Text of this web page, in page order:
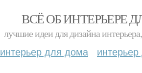
ВСЁ ОБ ИНТЕРЬЕРЕ
лучшие идеи для дизайна
интерьер для дома